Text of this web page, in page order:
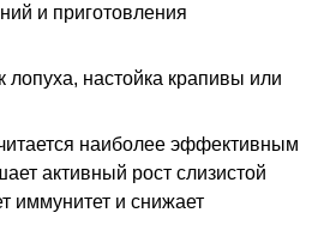
и приготовления
лопуха, настойка крапивы или
наиболее эффективным
активный рост слизистой
иммунитет и снижает